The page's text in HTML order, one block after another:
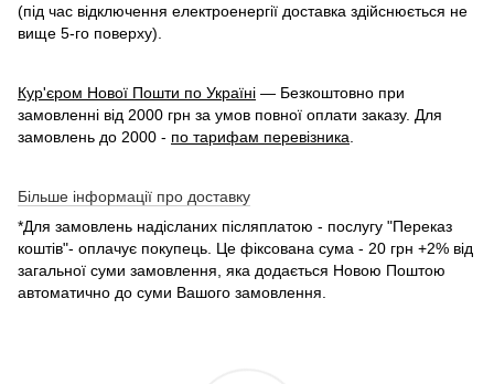
(під час відключення електроенергії доставка здійснюється не
вище 5-го поверху).
Кур'єром Нової Пошти по Україні — Безкоштовно при
замовленні від 2000 грн за умов повної оплати заказу. Для
замовлень до 2000 - по тарифам перевізника
Більше інформації про доставку
*Для замовлень надісланих післяплатою - послугу "Переказ
коштів"- оплачує покупець. Це фіксована сума - 20 грн +2% від
загальної суми замовлення, яка додається Новою Поштою
автоматично до суми Вашого замовлення.